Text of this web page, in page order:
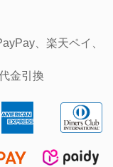
、楽天ペイ、
金引換